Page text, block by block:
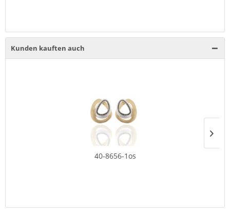
Kunden kauften auch
40-8656-1os